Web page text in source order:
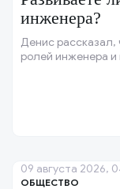
инженера?
Денис рассказал,
ролей инженера
ОБЩЕСТВО
09 августа 2026,